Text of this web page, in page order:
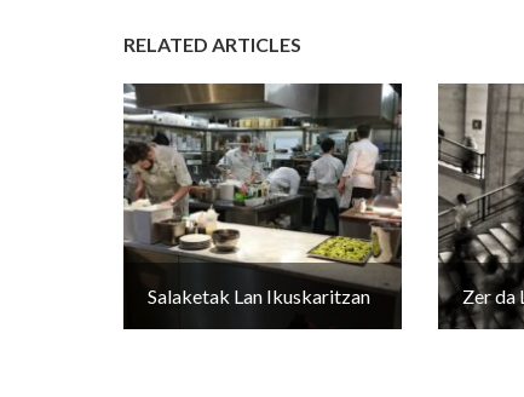
RELATED ARTICLES
Salaketak Lan Ikuskaritzan Zer da